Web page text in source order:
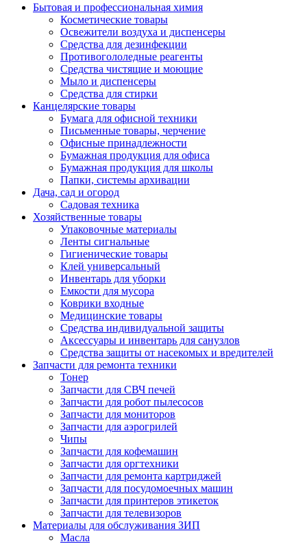
Бытовая и профессиональная химия
Косметические товары
Освежители воздуха и диспенсеры
Средства для дезинфекции
Противогололедные реагенты
Средства чистящие и моющие
Мыло и диспенсеры
Средства для стирки
Канцелярские товары
Бумага для офисной техники
Письменные товары, черчение
Офисные принадлежности
Бумажная продукция для офиса
Бумажная продукция для школы
Папки, системы архивации
Дача, сад и огород
Садовая техника
Хозяйственные товары
Упаковочные материалы
Ленты сигнальные
Гигиенические товары
Клей универсальный
Инвентарь для уборки
Емкости для мусора
Коврики входные
Медицинские товары
Средства индивидуальной защиты
Аксессуары и инвентарь для санузлов
Средства защиты от насекомых и вредителей
Запчасти для ремонта техники
Тонер
Запчасти для СВЧ печей
Запчасти для робот пылесосов
Запчасти для мониторов
Запчасти для аэрогрилей
Чипы
Запчасти для кофемашин
Запчасти для оргтехники
Запчасти для ремонта картриджей
Запчасти для посудомоечных машин
Запчасти для принтеров этикеток
Запчасти для телевизоров
Материалы для обслуживания ЗИП
Масла